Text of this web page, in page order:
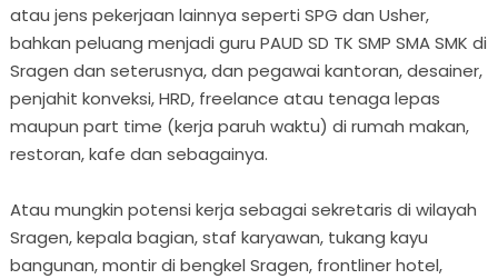
atau jens pekerjaan lainnya seperti SPG dan Usher,
bahkan peluang menjadi guru PAUD SD TK SMP SMA SMK di
Sragen dan seterusnya, dan pegawai kantoran, desainer,
penjahit konveksi, HRD, freelance atau tenaga lepas
maupun part time (kerja paruh waktu) di rumah makan,
restoran, kafe dan sebagainya.
Atau mungkin potensi kerja sebagai sekretaris di wilayah
Sragen, kepala bagian, staf karyawan, tukang kayu
bangunan, montir di bengkel Sragen, frontliner hotel,